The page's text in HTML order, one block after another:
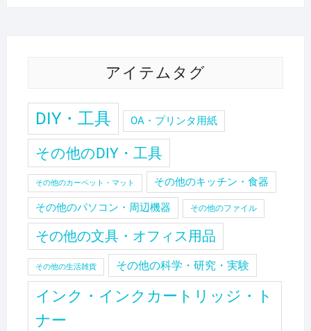
アイテムタグ
DIY・工具 OA・プリンタ用紙
その他のDIY・工具
その他のカーペット・マット その他のキッチン・食器
その他のパソコン・周辺機器 その他のファイル
その他の文具・オフィス用品
その他の生活雑貨 その他の科学・研究・実験
インク・インクカートリッジ・ト
ナー